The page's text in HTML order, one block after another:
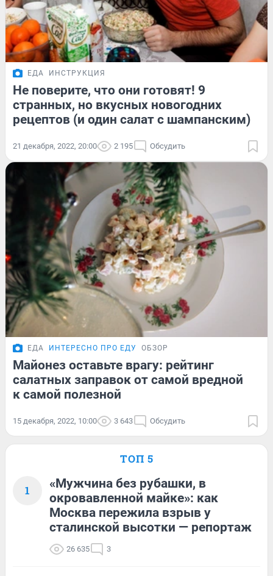
ЕДА ИНСТРУКЦИЯ
Не поверите, что они готовят! 9
странных, но вкусных новогодних
рецептов (и один салат с шампанским)
21 декабря, 2022, 20:00 2 195 Обсудить
ЕДА ИНТЕРЕСНО ПРО ЕДУ ОБЗОР
Майонез оставьте врагу: рейтинг
салатных заправок от самой вредной
к самой полезной
15 декабря, 2022, 10:00 3 643 Обсудить
ТОП 5
1
«Мужчина без рубашки, в
окровавленной майке»: как
Москва пережила взрыв у
сталинской высотки — репортаж
26 635 3